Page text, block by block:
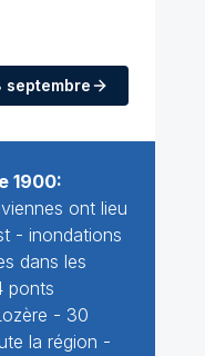
septembre
1900:
ont lieu
- inondations
dans les
ponts
- 30
la région -